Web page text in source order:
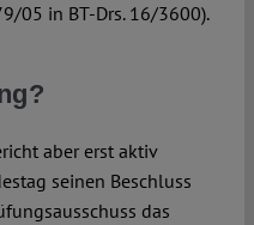
05 in BT-Drs. 16/3600).
aber erst aktiv
seinen Beschluss
das